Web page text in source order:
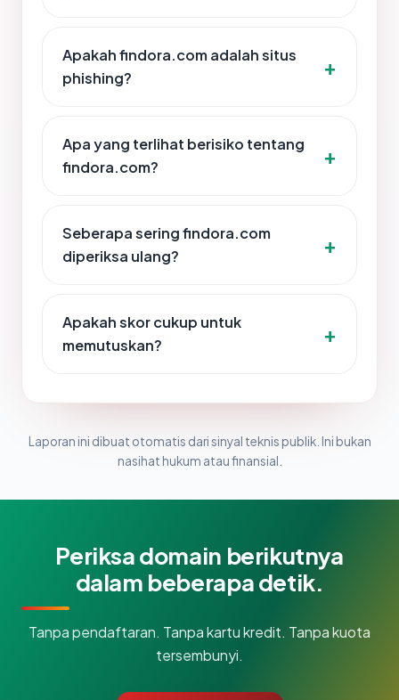
Apakah findora.com adalah situs
phishing?
Apa yang terlihat berisiko tentang
findora.com?
Seberapa sering findora.com
diperiksa ulang?
Apakah skor cukup untuk
memutuskan?
Laporan ini dibuat otomatis dari sinyal teknis publik. Ini bukan
nasihat hukum atau finansial.
Periksa domain berikutnya
dalam beberapa detik.
Tanpa pendaftaran. Tanpa kartu kredit. Tanpa kuota
tersembunyi.